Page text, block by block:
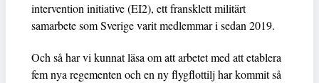
intervention initiative (EI2), ett fransklett militärt
samarbete som Sverige varit medlemmar i sedan 2019.
Och så har vi kunnat läsa om att arbetet med att etablera
fem nya regementen och en ny flygflottilj har kommit så